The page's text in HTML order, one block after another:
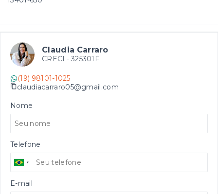
Claudia Carraro
CRECI - 325301F
(19) 98101-1025
claudiacarraro05@gmail.com
Nome
Telefone
E-mail